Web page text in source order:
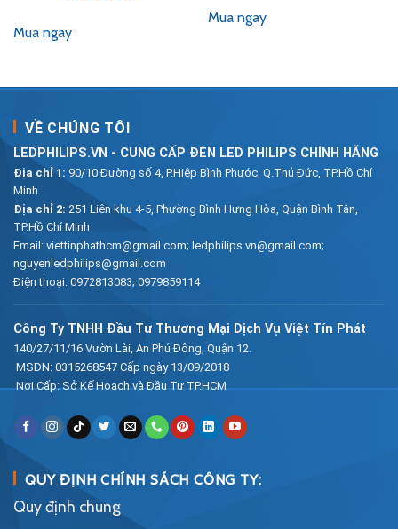
414,000₫.
5 sao
Mua ngay
5 sao
Mua ngay
VỀ CHÚNG TÔI
LEDPHILIPS.VN - CUNG CẤP ĐÈN LED PHILIPS CHÍNH HÃNG
Địa chỉ 1: 90/10 Đường số 4, P.Hiệp Bình Phước, Q.Thủ Đức, TP.Hồ Chí
Minh
Địa chỉ 2: 251 Liên khu 4-5, Phường Bình Hưng Hòa, Quận Bình Tân,
TP.Hồ Chí Minh
Email: viettinphathcm@gmail.com; ledphilips.vn@gmail.com;
nguyenledphilips@gmail.com
Điện thoại: 0972813083; 0979859114
Công Ty TNHH Đầu Tư Thương Mại Dịch Vụ Việt Tín Phát
140/27/11/16 Vườn Lài, An Phú Đông, Quận 12.
MSDN: 0315268547 Cấp ngày 13/09/2018
Nơi Cấp: Sở Kế Hoạch và Đầu Tư TP.HCM
QUY ĐỊNH CHÍNH SÁCH CÔNG TY:
Quy định chung